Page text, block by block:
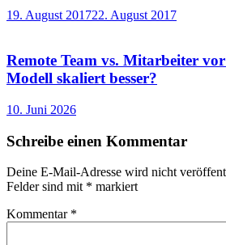
19. August 201722. August 2017
Remote Team vs. Mitarbeiter
Modell skaliert besser?
10. Juni 2026
Schreibe einen Kommentar
Deine E-Mail-Adresse wird nicht
Felder sind mit * markiert
Kommentar *